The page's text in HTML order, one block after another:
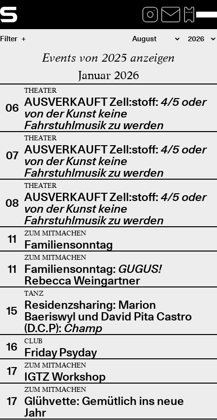
Filter
Events von 2025 anzeigen
Januar 2026
06
THEATER
AUSVERKAUFT Zell:stoff: 4/5 oder
von der Kunst keine
Fahrstuhlmusik zu werden
07
THEATER
AUSVERKAUFT Zell:stoff: 4/5 oder
von der Kunst keine
Fahrstuhlmusik zu werden
08
THEATER
AUSVERKAUFT Zell:stoff: 4/5 oder
von der Kunst keine
Fahrstuhlmusik zu werden
11
ZUM MITMACHEN
Familiensonntag
11
ZUM MITMACHEN
Familiensonntag: GUGUS!
Rebecca Weingartner
15
TANZ
Residenzsharing: Marion
Baeriswyl und David Pita Castro
(D.C.P): Champ
16
CLUB
Friday Psyday
17
ZUM MITMACHEN
IGTZ Workshop
17
ZUM MITMACHEN
Glühvette: Gemütlich ins neue
Jahr